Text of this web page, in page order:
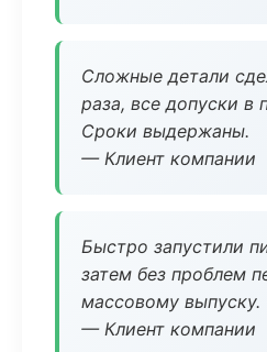
Сложные детали
раза, все допуски в
Сроки выдержаны.
— Клиент компании
Быстро запустили
затем без проблем
массовому выпуску.
— Клиент компании